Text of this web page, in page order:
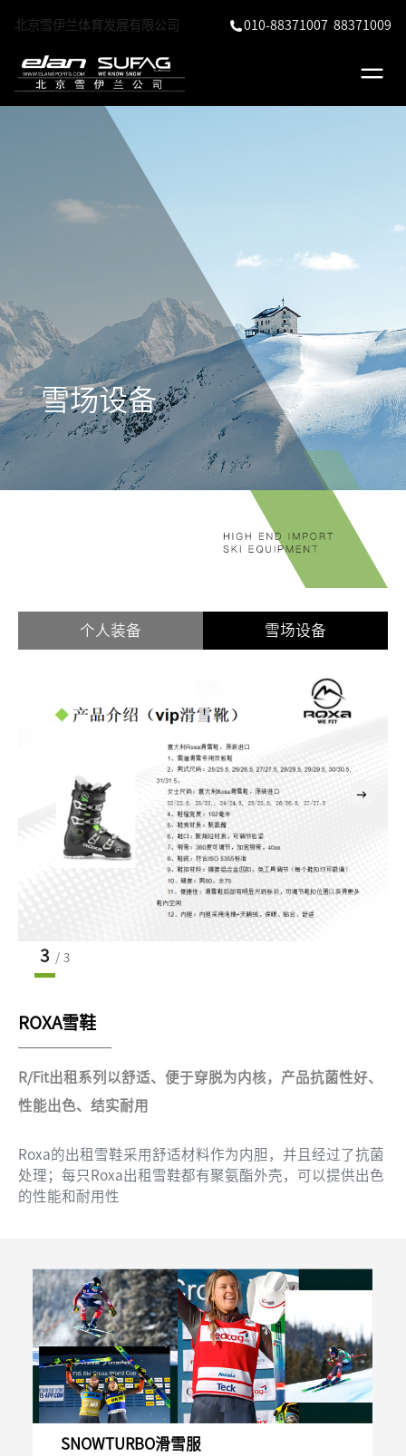
北京雪伊兰体育发展有限公司 010-88371007 88371009
雪场设备
个人装备 雪场设备
3 / 3
ROXA雪鞋
R/Fit出租系列以舒适、便于穿脱为内核，产品抗菌性好、
性能出色、结实耐用
Roxa的出租雪鞋采用舒适材料作为内胆，并且经过了抗菌
处理；每只Roxa出租雪鞋都有聚氨酯外壳，可以提供出色
的性能和耐用性
SNOWTURBO滑雪服